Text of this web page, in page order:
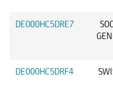
DE000HC5DRE7
DE000HC5DRF4